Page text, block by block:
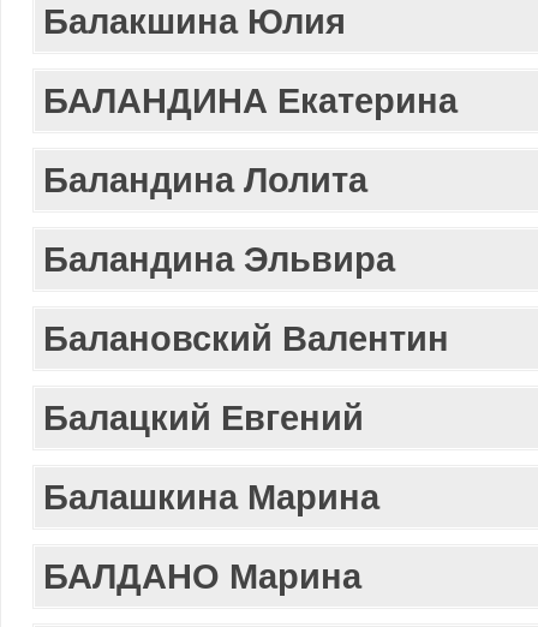
Балакшина Юлия
БАЛАНДИНА Екатерина
Баландина Лолита
Баландина Эльвира
Балановский Валентин
Балацкий Евгений
Балашкина Марина
БАЛДАНО Марина